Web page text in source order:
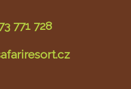
771 728